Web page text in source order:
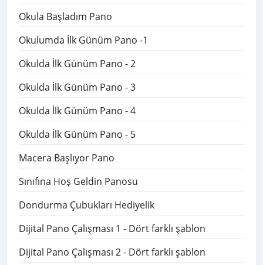
Okula Başladım Pano
Okulumda İlk Günüm Pano -1
Okulda İlk Günüm Pano - 2
Okulda İlk Günüm Pano - 3
Okulda İlk Günüm Pano - 4
Okulda İlk Günüm Pano - 5
Macera Başlıyor Pano
Sınıfına Hoş Geldin Panosu
Dondurma Çubukları Hediyelik
Dijital Pano Çalışması 1 - Dört farklı şablon
Dijital Pano Çalışması 2 - Dört farklı şablon